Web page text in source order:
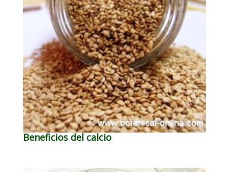
Beneficios del calcio